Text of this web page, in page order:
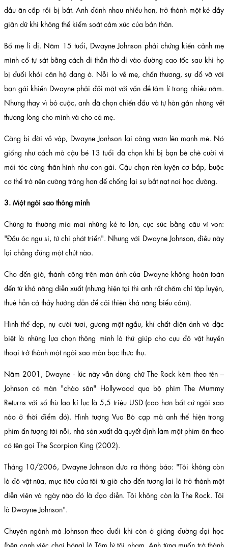
đầu ăn cắp rồi bị bắt. Anh đánh nhau nhiều hơn, trở thành một kẻ đầy
giận dữ khi không thể kiểm soát cảm xúc của bản thân.
Bố mẹ li dị. Năm 15 tuổi, Dwayne Johnson phải chứng kiến cảnh mẹ
mình cố tự sát bằng cách đi thẫn thờ đi vào đường cao tốc sau khi họ
bị đuổi khỏi căn hộ đang ở. Nỗi lo về mẹ, chấn thương, sự đổ vỡ với
bạn gái khiến Dwayne phải đối mặt với vấn đề tâm lí trong nhiều năm.
Nhưng thay vì bỏ cuộc, anh đã chọn chiến đấu và tự hàn gắn những vết
thương lòng cho mình và cho cả mẹ.
Càng bị đời vồ vập, Dwayne Jonhson lại càng vươn lên mạnh mẽ. Nó
giống như cách mà cậu bé 13 tuổi đã chọn khi bị bạn bè chê cười vì
mái tóc cùng thân hình như con gái. Cậu chọn rèn luyện cơ bắp, buộc
cơ thể trở nên cường tráng hơn để chống lại sự bắt nạt nơi học đường.
3. Một ngôi sao thông minh
Chúng ta thường mỉa mai những kẻ to lớn, cục súc bằng câu ví von:
"Đầu óc ngu si, tứ chi phát triển". Nhưng với Dwayne Johnson, điều này
lại chẳng đúng một chút nào.
Cho đến giờ, thành công trên màn ảnh của Dwayne không hoàn toàn
đến từ khả năng diễn xuất (nhưng hiện tại thì anh rất chăm chỉ tập luyện,
thuê hẳn cả thầy hướng dẫn để cải thiện khả năng biểu cảm).
Hình thể đẹp, nụ cười tươi, gương mặt ngầu, khí chất điện ảnh và đặc
biệt là những lựa chọn thông minh là thứ giúp cho cựu đô vật huyền
thoại trở thành một ngôi sao màn bạc thực thụ.
Năm 2001, Dwayne - lúc này vẫn dùng chữ The Rock kèm theo tên –
Johnson có màn "chào sân" Hollywood qua bộ phim The Mummy
Returns với số thù lao kỉ lục là 5,5 triệu USD (cao hơn bất cứ ngôi sao
nào ở thời điểm đó). Hình tượng Vua Bò cạp mà anh thể hiện trong
phim ấn tượng tới nỗi, nhà sản xuất đã quyết định làm một phim ăn theo
có tên gọi The Scorpion King (2002).
Tháng 10/2006, Dwayne Johnson đưa ra thông báo: "Tôi không còn
là đô vật nữa, mục tiêu của tôi từ giờ cho đến tương lai là trở thành một
diễn viên và ngày nào đó là đạo diễn. Tôi không còn là The Rock. Tôi
là Dwayne Johnson".
Chuyên ngành mà Johnson theo đuổi khi còn ở giảng đường đại học
(bên cạnh việc chơi bóng) là Tâm lý tội phạm. Anh từng muốn trở thành